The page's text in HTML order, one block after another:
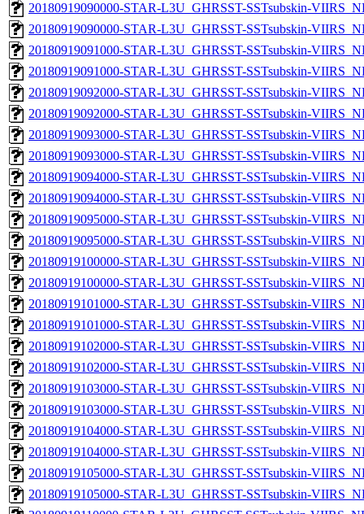
20180919090000-STAR-L3U_GHRSST-SSTsubskin-
20180919090000-STAR-L3U_GHRSST-SSTsubskin-
20180919091000-STAR-L3U_GHRSST-SSTsubskin-
20180919091000-STAR-L3U_GHRSST-SSTsubskin-
20180919092000-STAR-L3U_GHRSST-SSTsubskin-
20180919092000-STAR-L3U_GHRSST-SSTsubskin-
20180919093000-STAR-L3U_GHRSST-SSTsubskin-
20180919093000-STAR-L3U_GHRSST-SSTsubskin-
20180919094000-STAR-L3U_GHRSST-SSTsubskin-
20180919094000-STAR-L3U_GHRSST-SSTsubskin-
20180919095000-STAR-L3U_GHRSST-SSTsubskin-
20180919095000-STAR-L3U_GHRSST-SSTsubskin-
20180919100000-STAR-L3U_GHRSST-SSTsubskin-
20180919100000-STAR-L3U_GHRSST-SSTsubskin-
20180919101000-STAR-L3U_GHRSST-SSTsubskin-
20180919101000-STAR-L3U_GHRSST-SSTsubskin-
20180919102000-STAR-L3U_GHRSST-SSTsubskin-
20180919102000-STAR-L3U_GHRSST-SSTsubskin-
20180919103000-STAR-L3U_GHRSST-SSTsubskin-
20180919103000-STAR-L3U_GHRSST-SSTsubskin-
20180919104000-STAR-L3U_GHRSST-SSTsubskin-
20180919104000-STAR-L3U_GHRSST-SSTsubskin-
20180919105000-STAR-L3U_GHRSST-SSTsubskin-
20180919105000-STAR-L3U_GHRSST-SSTsubskin-